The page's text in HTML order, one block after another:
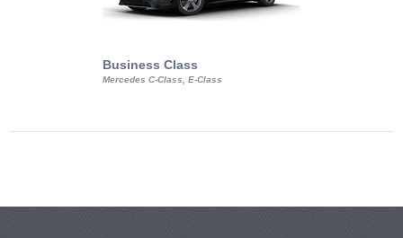
Business Class
Mercedes C-Class, E-Class